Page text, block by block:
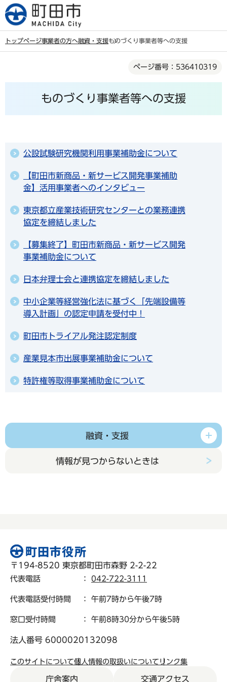
こ
の
トップページ事業者の方へ融資・支援ものづくり事業者等への支援
ページ番号：536410319
ものづくり事業者等への支援
公設試験研究機関利用事業補助金について
【町田市新商品・新サービス開発事業補助
金】活用事業者へのインタビュー
東京都立産業技術研究センターとの業務連携
協定を締結しました
【募集終了】町田市新商品・新サービス開発
事業補助金について
日本弁理士会と連携協定を締結しました
中小企業等経営強化法に基づく「先端設備等
導入計画」の認定申請を受付中！
町田市トライアル発注認定制度
産業見本市出展事業補助金について
特許権等取得事業補助金について
融資・支援
情報が見つからないときは
〒194-8520 東京都町田市森野 2-2-22
代表電話 ： 042-722-3111
代表電話受付時間 ： 午前7時から午後7時
窓口受付時間 ： 午前8時30分から午後5時
法人番号 6000020132098
このサイトについて個人情報の取扱いについて リンク集
庁舎案内 交通アクセス